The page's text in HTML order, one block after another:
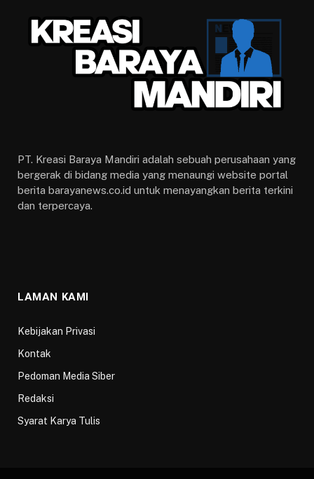
PT. Kreasi Baraya Mandiri adalah sebuah perusahaan yang
bergerak di bidang media yang menaungi website portal
berita barayanews.co.id untuk menayangkan berita terkini
dan terpercaya.
LAMAN KAMI
Kebijakan Privasi
Kontak
Pedoman Media Siber
Redaksi
Syarat Karya Tulis